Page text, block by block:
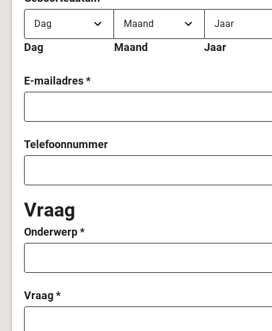
Dag Maand Jaar
E-mailadres*
Telefoonnummer
Vraag
Onderwerp*
Vraag*